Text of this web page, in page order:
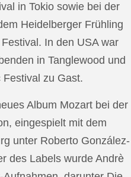
in Tokio sowie bei der
Heidelberger Frühling
In den USA war
in Tanglewood und
Festival zu Gast.
Album Mozart bei der
eingespielt mit dem
unter Roberto González-
des Labels wurde Andrè